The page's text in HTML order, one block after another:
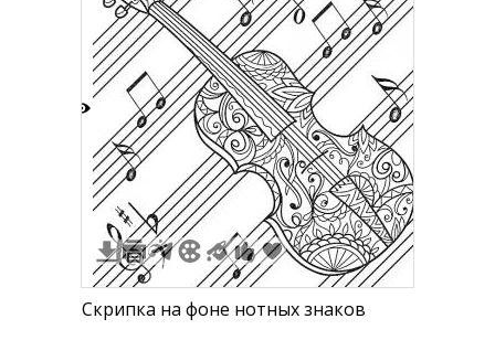
Скрипка на фоне нотных знаков